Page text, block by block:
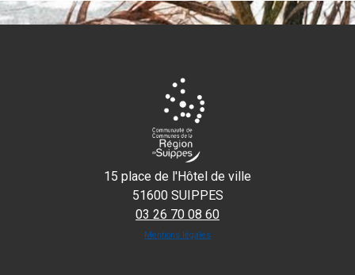
15 place de l'Hôtel de ville
51600 SUIPPES
03 26 70 08 60
Mentions légales